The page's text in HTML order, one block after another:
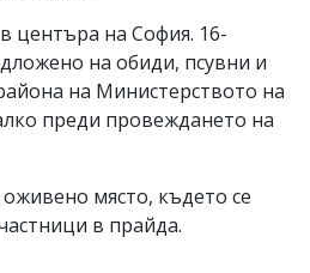
центъра на София. 16-
на обиди, псувни и
на Министерството на
преди провеждането на
място, където се
в прайда.